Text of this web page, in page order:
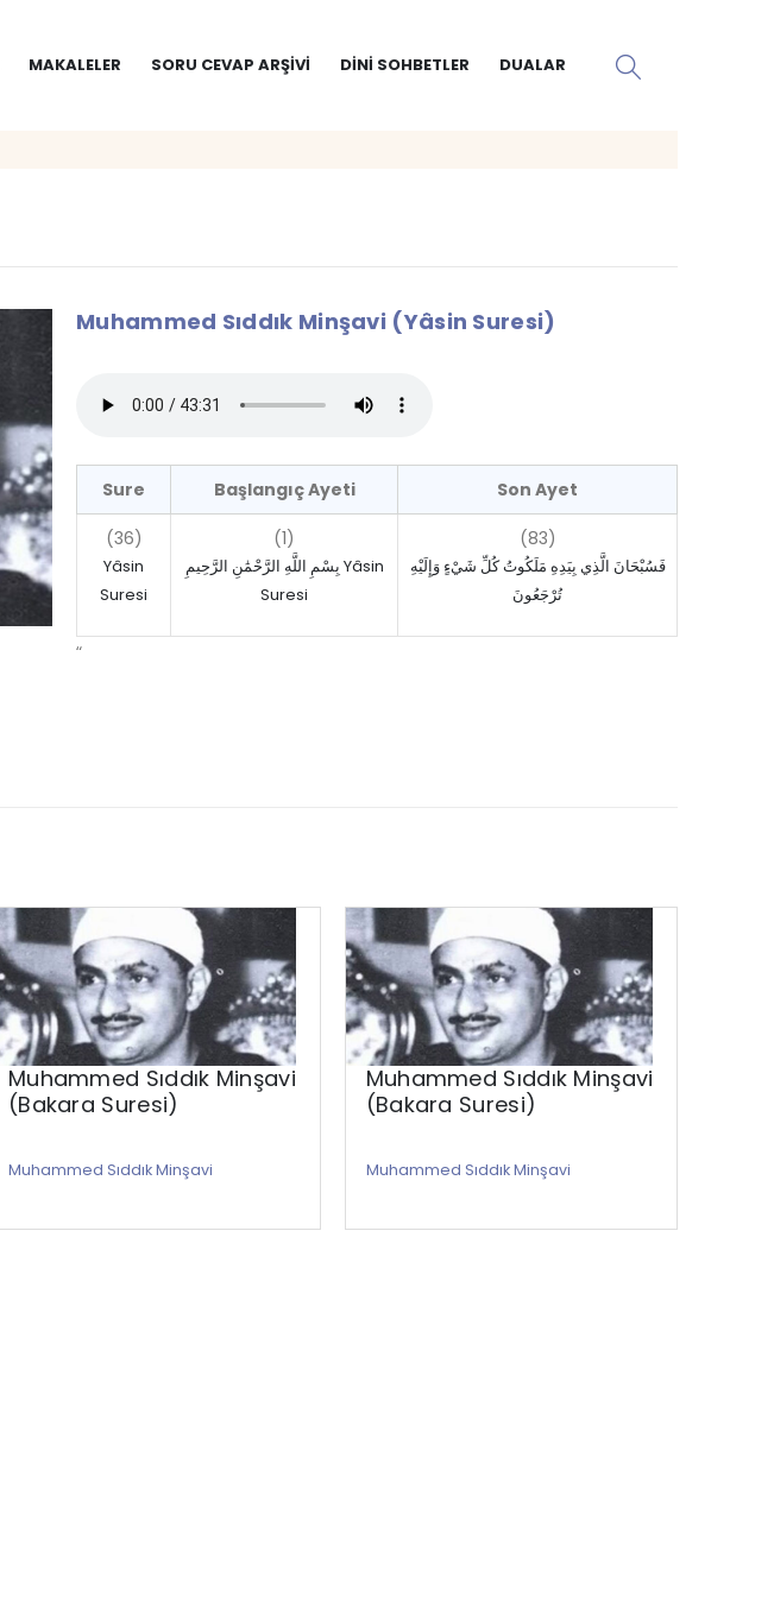
MAKALELER SORU CEVAP ARŞIVI DINI SOHBETLER DUALAR
Muhammed Sıddık Minşavi (Yâsin Suresi)
Sure Başlangıç Ayeti Son Ayet
(36)
Yâsin
Suresi
(1)
بِسْمِ اللَّهِ الرَّحْمَٰنِ الرَّحِيمِ Yâsin
Suresi
(83)
فَسُبْحَانَ الَّذِي بِيَدِهِ مَلَكُوتُ كُلِّ شَيْءٍ وَإِلَيْهِ
تُرْجَعُونَ
“
Muhammed Sıddık Minşavi
(Bakara Suresi)
Muhammed Sıddık Minşavi
Muhammed Sıddık Minşavi
(Bakara Suresi)
Muhammed Sıddık Minşavi